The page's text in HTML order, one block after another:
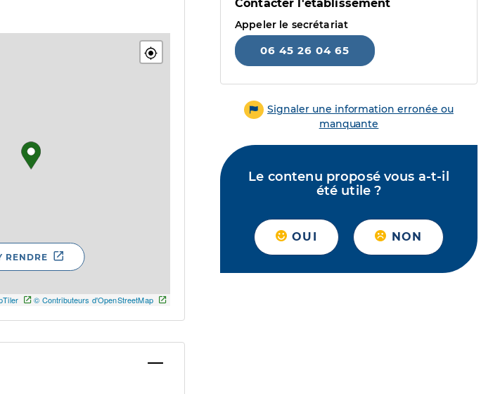
© Contributeurs d'OpenStreetMap
RENDRE
Contacter l'établissement
Appeler le secrétariat
06 45 26 04 65
Signaler une information erronée ou
manquante
Le contenu proposé vous a-t-il
été utile ?
OUI NON